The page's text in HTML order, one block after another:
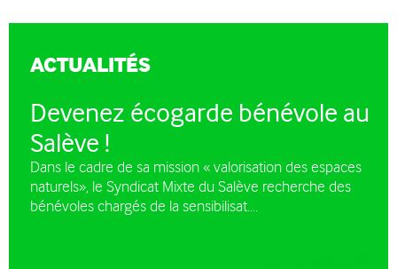
ACTUALITÉS
Devenez écogarde bénévole au
Salève !
Dans le cadre de sa mission « valorisation des espaces
naturels», le Syndicat Mixte du Salève recherche des
bénévoles chargés de la sensibilisat....